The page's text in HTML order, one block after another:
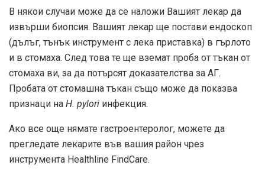
В някои случаи може да се наложи Вашият лекар да
извърши биопсия. Вашият лекар ще постави ендоскоп
(дълъг, тънък инструмент с лека приставка) в гърлото
и в стомаха. След това те ще вземат проба от тъкан от
стомаха ви, за да потърсят доказателства за АГ.
Пробата от стомашна тъкан също може да показва
признаци на H. pylori инфекция.
Ако все още нямате гастроентеролог, можете да
прегледате лекарите във вашия район чрез
инструмента Healthline FindCare.